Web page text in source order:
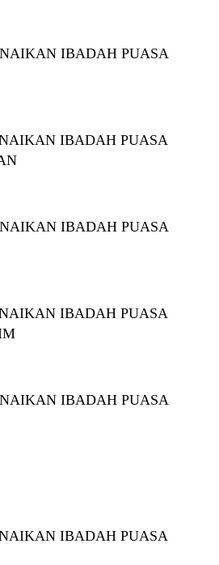
IBADAH PUASA
IBADAH PUASA
IBADAH PUASA
IBADAH PUASA
IBADAH PUASA
IBADAH PUASA